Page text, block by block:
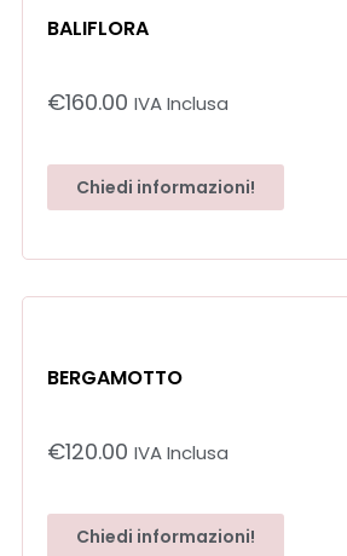
BALIFLORA
€160.00 IVA Inclusa
Chiedi informazioni!
BERGAMOTTO
€120.00 IVA Inclusa
Chiedi informazioni!